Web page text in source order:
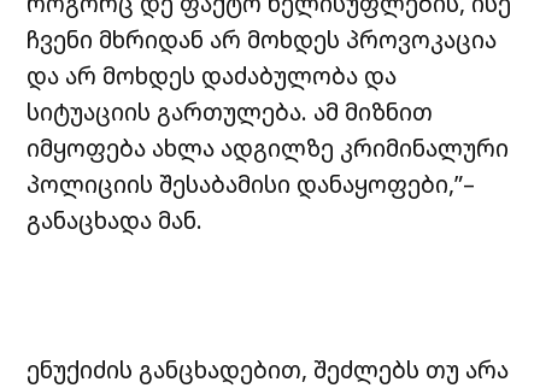
ჩვენი მხრიდან არ მოხდეს პროვოკაცია
და არ მოხდეს დაძაბულობა და
სიტუაციის გართულება. ამ მიზნით
იმყოფება ახლა ადგილზე კრიმინალური
პოლიციის შესაბამისი დანაყოფები,”–
განაცხადა მან.
ენუქიძის განცხადებით, შეძლებს თუ არა